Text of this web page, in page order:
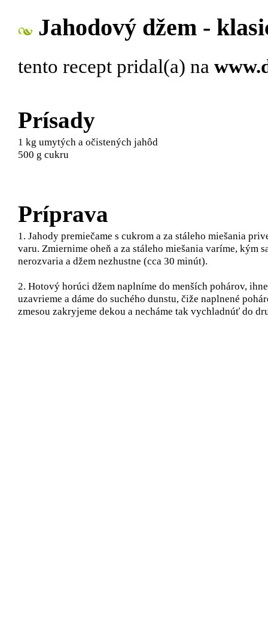
Jahodový džem -
tento recept pridal(a) na
Prísady
1 kg umytých a očistených jahôd
500 g cukru
Príprava
1. Jahody premiečame s cukrom a za stáleho miešania
varu. Zmiernime oheň a za stáleho miešania varíme, kým
nerozvaria a džem nezhustne (cca 30 minút).
2. Hotový horúci džem naplníme do menších pohárov,
uzavrieme a dáme do suchého dunstu, čiže naplnené
zmesou zakryjeme dekou a necháme tak vychladnúť do